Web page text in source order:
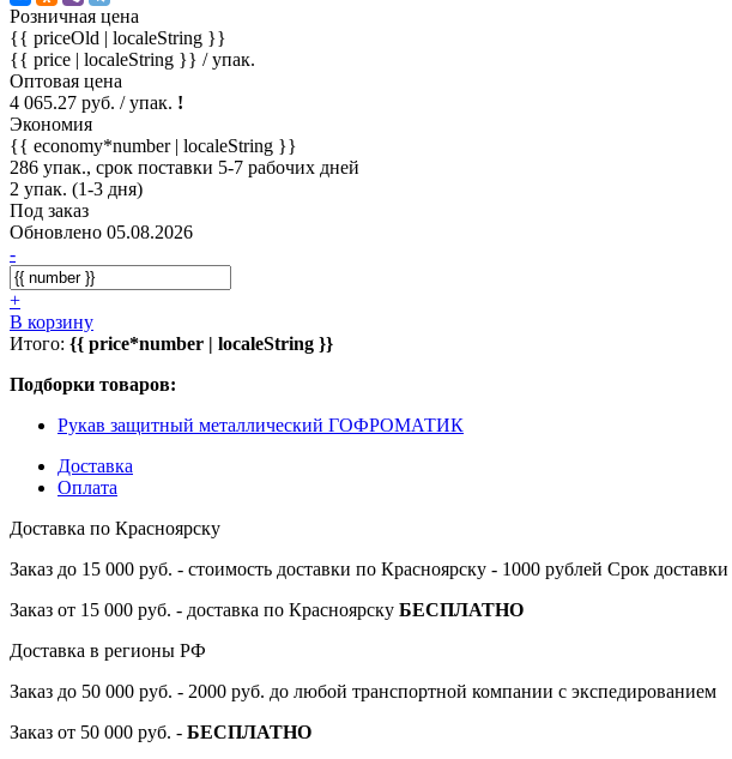
Розничная цена
{{ priceOld | localeString }}
{{ price | localeString }} / упак.
Оптовая цена
4 065.27 руб. / упак. !
Экономия
{{ economy*number | localeString }}
286 упак., срок поставки 5-7 рабочих дней
2 упак. (1-3 дня)
Под заказ
Обновлено 05.08.2026
-
+
В корзину
Итого: {{ price*number | localeString }}
Подборки товаров:
Рукав защитный металлический ГОФРОМАТИК
Доставка
Оплата
Доставка по Красноярску
Заказ до 15 000 руб. - стоимость доставки по Красноярску - 1000 рублей Срок доставки
Заказ от 15 000 руб. - доставка по Красноярску БЕСПЛАТНО
Доставка в регионы РФ
Заказ до 50 000 руб. - 2000 руб. до любой транспортной компании с экспедированием
Заказ от 50 000 руб. - БЕСПЛАТНО